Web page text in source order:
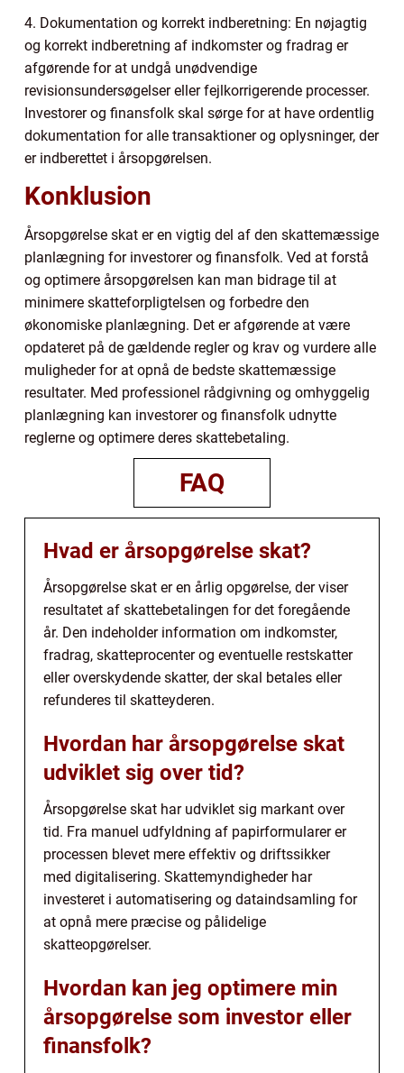
4. Dokumentation og korrekt indberetning: En nøjagtig
og korrekt indberetning af indkomster og fradrag er
afgørende for at undgå unødvendige
revisionsundersøgelser eller fejlkorrigerende processer.
Investorer og finansfolk skal sørge for at have ordentlig
dokumentation for alle transaktioner og oplysninger, der
er indberettet i årsopgørelsen.
Konklusion
Årsopgørelse skat er en vigtig del af den skattemæssige
planlægning for investorer og finansfolk. Ved at forstå
og optimere årsopgørelsen kan man bidrage til at
minimere skatteforpligtelsen og forbedre den
økonomiske planlægning. Det er afgørende at være
opdateret på de gældende regler og krav og vurdere alle
muligheder for at opnå de bedste skattemæssige
resultater. Med professionel rådgivning og omhyggelig
planlægning kan investorer og finansfolk udnytte
reglerne og optimere deres skattebetaling.
FAQ
Hvad er årsopgørelse skat?
Årsopgørelse skat er en årlig opgørelse, der viser
resultatet af skattebetalingen for det foregående
år. Den indeholder information om indkomster,
fradrag, skatteprocenter og eventuelle restskatter
eller overskydende skatter, der skal betales eller
refunderes til skatteyderen.
Hvordan har årsopgørelse skat
udviklet sig over tid?
Årsopgørelse skat har udviklet sig markant over
tid. Fra manuel udfyldning af papirformularer er
processen blevet mere effektiv og driftssikker
med digitalisering. Skattemyndigheder har
investeret i automatisering og dataindsamling for
at opnå mere præcise og pålidelige
skatteopgørelser.
Hvordan kan jeg optimere min
årsopgørelse som investor eller
finansfolk?